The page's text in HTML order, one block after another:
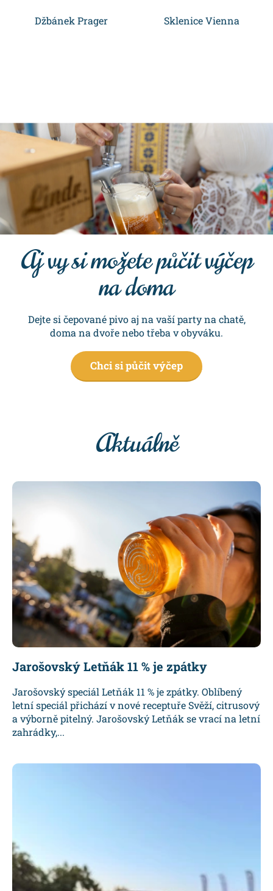
Aj vy si možete půčit výčep
na doma
Dejte si čepované pivo aj na vaší party na chatě,
doma na dvoře nebo třeba v obyváku.
Chci si půčit výčep
Jarošovský Letňák 11 % je zpátky
Jarošovský speciál Letňák 11 % je zpátky. Oblíbený
letní speciál přichází v nové receptuře Svěží, citrusový
a výborně pitelný. Jarošovský Letňák se vrací na letní
zahrádky,...
Džbánek Prager Sklenice Vienna